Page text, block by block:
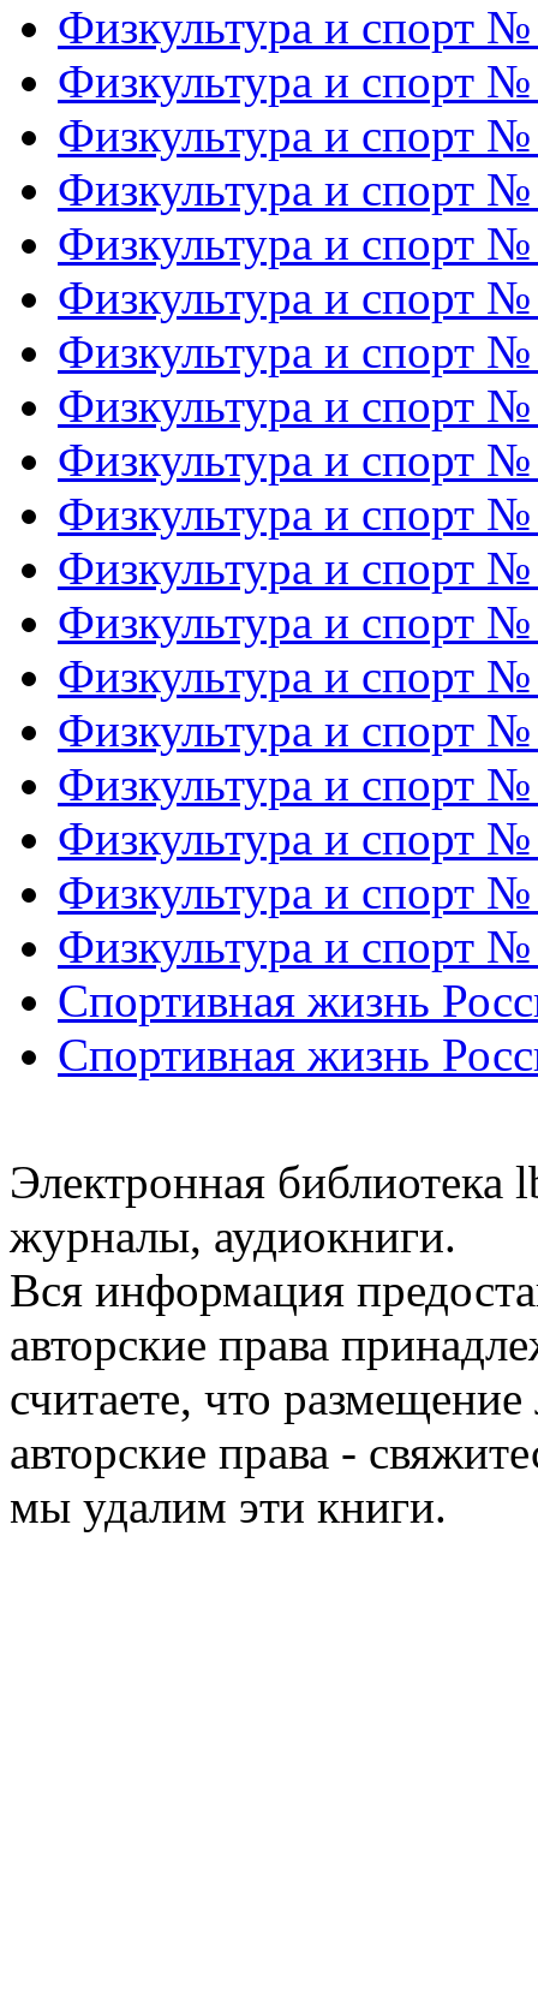
Физкультура и спорт
Физкультура и спорт
Физкультура и спорт
Физкультура и спорт
Физкультура и спорт
Физкультура и спорт
Физкультура и спорт
Физкультура и спорт
Физкультура и спорт
Физкультура и спорт
Физкультура и спорт
Физкультура и спорт
Физкультура и спорт
Физкультура и спорт
Физкультура и спорт
Физкультура и спорт
Физкультура и спорт
Физкультура и спорт
Спортивная жизнь
Спортивная жизнь
Электронная библиотека
журналы, аудиокниги.
Вся информация
авторские права
считаете, что
авторские права -
мы удалим эти книги.